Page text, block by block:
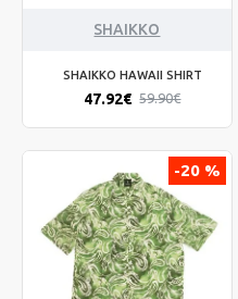
SHAIKKO
SHAIKKO HAWAII SHIRT
47.92€ 59.90€
-20 %